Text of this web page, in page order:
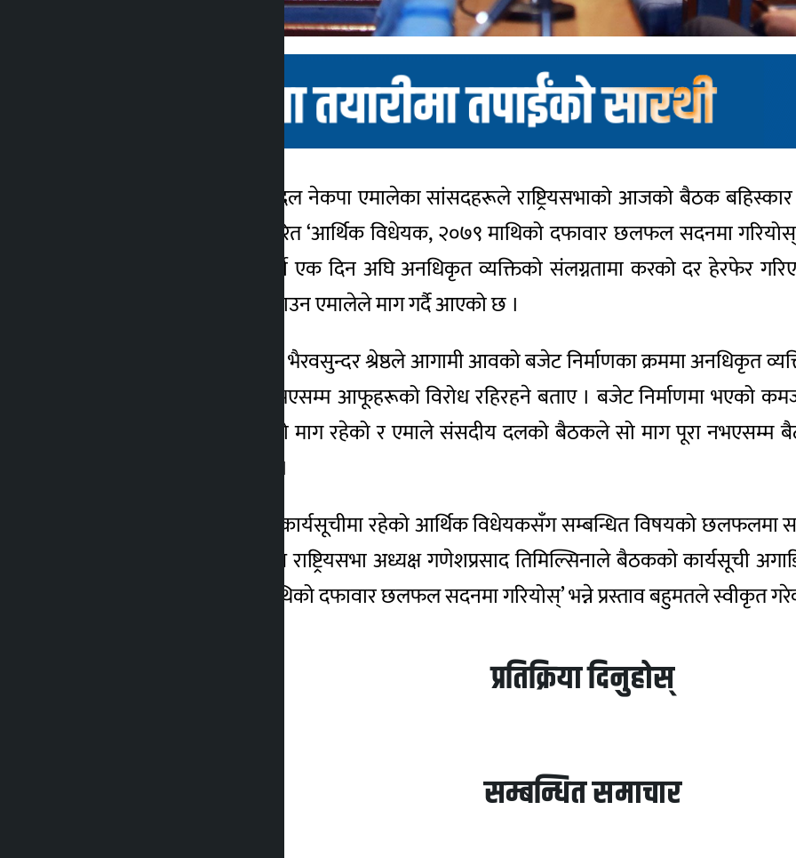
काठमाडौं । प्रमुख प्रतिपक्षी दल नेकपा एमालेका सांसदहरूले राष्ट्रियसभाको आजको बैठक
शर्माले प्रतिनिधिसभाबाट पारित ‘आर्थिक विधेयक, २०७९ माथिको दफावार छलफल सदनमा
सांसदहरूले बजेट प्रस्तुत गर्ने एक दिन अघि अनधिकृत व्यक्तिको संलग्नतामा करको दर हेरफेर
संसदीय छानविन समिति बनाउन एमालेले माग गर्दै आएको छ ।
बैठकको सुरुमै एमाले सांसद भैरवसुन्दर श्रेष्ठले आगामी आवको बजेट निर्माणका क्रममा अनधिकृत
त्यसको निश्पक्ष छानबिन नभएसम्म आफूहरूको विरोध रहिरहने बताए । बजेट निर्माणमा भएको
समिति गठन गर्न आफूहरुको माग रहेको र एमाले संसदीय दलको बैठकले सो माग पूरा
बहिष्कार गरेको उनले बताए ।
त्यसलगत्तै एमाले सांसदहरू कार्यसूचीमा रहेको आर्थिक विधेयकसँग सम्बन्धित विषयको छलफलमा
। एमालेको बहिष्कारका बीच राष्ट्रियसभा अध्यक्ष गणेशप्रसाद तिमिल्सिनाले बैठकको कार्यसूची
‘आर्थिक विधेयक, २०७९ माथिको दफावार छलफल सदनमा गरियोस्’ भन्ने प्रस्ताव बहुमतले स्वीकृत
प्रतिक्रिया दिनुहोस्
सम्बन्धित समाचार